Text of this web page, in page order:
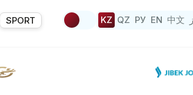
SPORT KZ QZ РУ EN 中文